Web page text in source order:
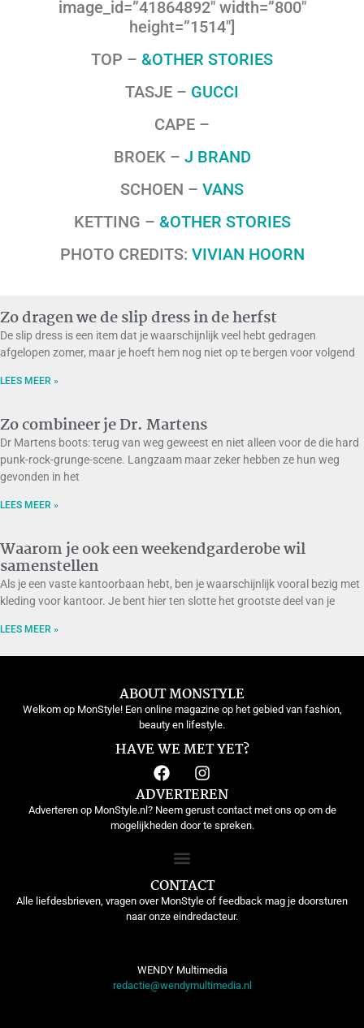
image_id=”41864892″ width=”800″
height=”1514″]
TOP – &OTHER STORIES
TASJE – GUCCI
CAPE –
BROEK – J BRAND
SCHOEN – VANS
KETTING – &OTHER STORIES
PHOTO CREDITS: VIVIAN HOORN
Zo dragen we de slip dress in de herfst
De slip dress is een item dat je waarschijnlijk veel hebt gedragen
afgelopen zomer, maar je hoeft hem nog niet op te bergen voor volgend
LEES MEER »
Zo combineer je Dr. Martens
Dr Martens boots: terug van weg geweest en niet alleen voor de die hard
punk-rock-grunge-scene. Langzaam maar zeker hebben ze hun weg
gevonden in het
LEES MEER »
Waarom je ook een weekendgarderobe wil
samenstellen
Als je een vaste kantoorbaan hebt, ben je waarschijnlijk vooral bezig met
kleding voor kantoor. Je bent hier ten slotte het grootste deel van je
LEES MEER »
ABOUT MONSTYLE
Welkom op MonStyle! Een online magazine op het gebied van fashion,
beauty en lifestyle.
HAVE WE MET YET?
ADVERTEREN
Adverteren op MonStyle.nl? Neem gerust contact met ons op om de
mogelijkheden door te spreken.
CONTACT
Alle liefdesbrieven, vragen over MonStyle of feedback mag je doorsturen
naar onze eindredacteur.
WENDY Multimedia
redactie@wendymultimedia.nl